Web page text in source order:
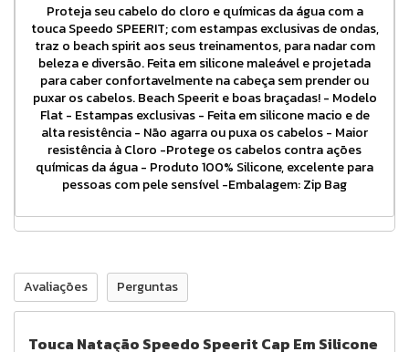
Proteja seu cabelo do cloro e químicas da água com a
touca Speedo SPEERIT; com estampas exclusivas de ondas,
traz o beach spirit aos seus treinamentos, para nadar com
beleza e diversão. Feita em silicone maleável e projetada
para caber confortavelmente na cabeça sem prender ou
puxar os cabelos. Beach Speerit e boas braçadas! - Modelo
Flat - Estampas exclusivas - Feita em silicone macio e de
alta resistência - Não agarra ou puxa os cabelos - Maior
resistência à Cloro -Protege os cabelos contra ações
químicas da água - Produto 100% Silicone, excelente para
pessoas com pele sensível -Embalagem: Zip Bag
Avaliações Perguntas
Touca Natação Speedo Speerit Cap Em Silicone